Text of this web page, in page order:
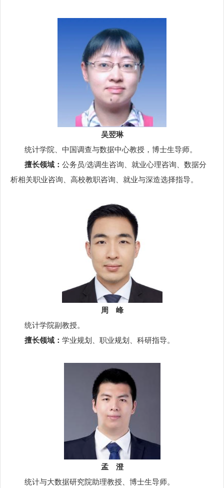
吴翌琳
统计学院、中国调查与数据中心教授，博士生导师。
擅长领域： 公务员/选调生咨询、就业心理咨询、数据分
析相关职业咨询、高校教职咨询、就业与深造选择指导。
周 峰
统计学院副教授。
擅长领域： 学业规划、职业规划、科研指导。
孟 澄
统计与大数据研究院助理教授、博士生导师。